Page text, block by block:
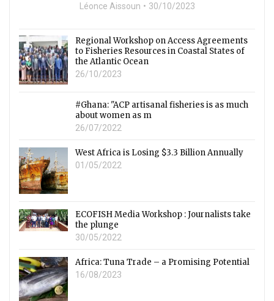
Léonce Aissoun 30/10/2023
Regional Workshop on Access Agreements
to Fisheries Resources in Coastal States of
the Atlantic Ocean
26/10/2023
#Ghana: "ACP artisanal fisheries is as much
about women as m
26/07/2022
West Africa is Losing $3.3 Billion Annually
01/05/2022
ECOFISH Media Workshop : Journalists take
the plunge
30/05/2022
Africa: Tuna Trade – a Promising Potential
16/08/2023